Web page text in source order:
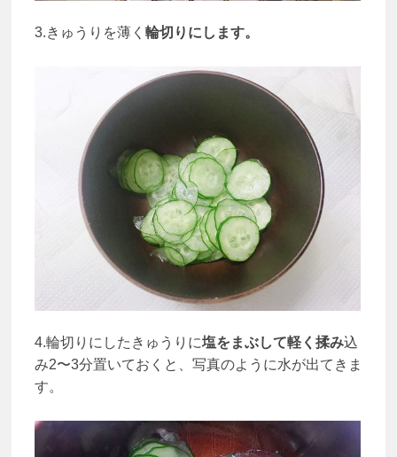
3.きゅうりを薄く 輪切りにします。
4.輪切りにしたきゅうりに塩をまぶして軽く揉み込
み2〜3分置いておくと、写真のように水が出てきま
す。